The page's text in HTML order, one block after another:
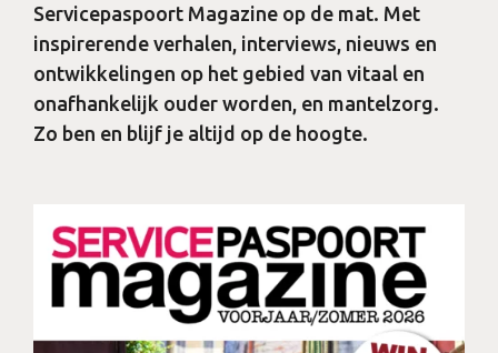
Servicepaspoort Magazine op de mat. Met
inspirerende verhalen, interviews, nieuws en
ontwikkelingen op het gebied van vitaal en
onafhankelijk ouder worden, en mantelzorg.
Zo ben en blijf je altijd op de hoogte.